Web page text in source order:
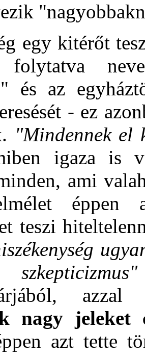
egy kitérőt
folytatva
és az
- ez
"Mindennek el
igaza is
ami
éppen
teszi
nagy jeleket
azt tette